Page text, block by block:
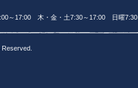
～17:00 木・金・土7:30～17:00 日曜7:30